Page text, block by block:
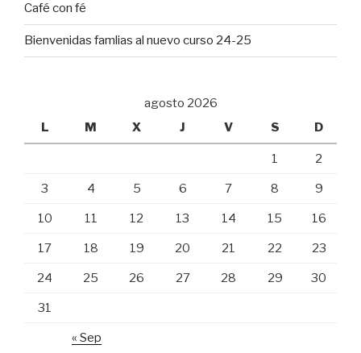
Café con fé
Bienvenidas famlias al nuevo curso 24-25
agosto 2026
L
M X J V S D
1 2
3 4 5 6 7 8 9
10 11 12 13 14 15 16
17 18 19 20 21 22 23
24 25 26 27 28 29 30
31
« Sep